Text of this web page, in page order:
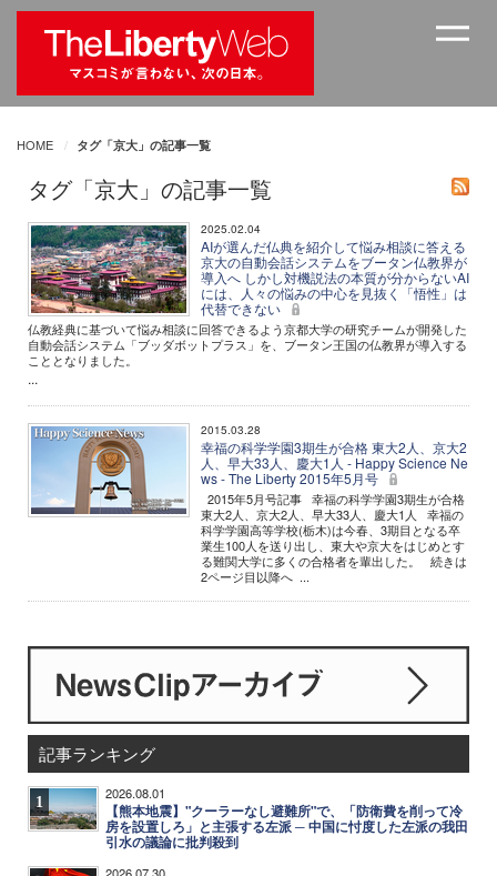
HOME タグ「京大」の記事一覧
タグ「京大」の記事一覧
2025.02.04
AIが選んだ仏典を紹介して悩み相談に答える
京大の自動会話システムをブータン仏教界が
導入へ しかし対機説法の本質が分からないAI
には、人々の悩みの中心を見抜く「悟性」は
代替できない
仏教経典に基づいて悩み相談に回答できるよう京都大学の研究チームが開発した
自動会話システム「ブッダボットプラス」を、ブータン王国の仏教界が導入する
こととなりました。
...
2015.03.28
幸福の科学学園3期生が合格 東大2人、京大2
人、早大33人、慶大1人 - Happy Science Ne
ws - The Liberty 2015年5月号
2015年5月号記事 幸福の科学学園3期生が合格
東大2人、京大2人、早大33人、慶大1人 幸福の
科学学園高等学校(栃木)は今春、3期目となる卒
業生100人を送り出し、東大や京大をはじめとす
る難関大学に多くの合格者を輩出した。 続きは
2ページ目以降へ ...
記事ランキング
1 2026.08.01
【熊本地震】"クーラーなし避難所"で、「防衛費を削って冷
房を設置しろ」と主張する左派 ─ 中国に忖度した左派の我田
引水の議論に批判殺到
2026.07.30